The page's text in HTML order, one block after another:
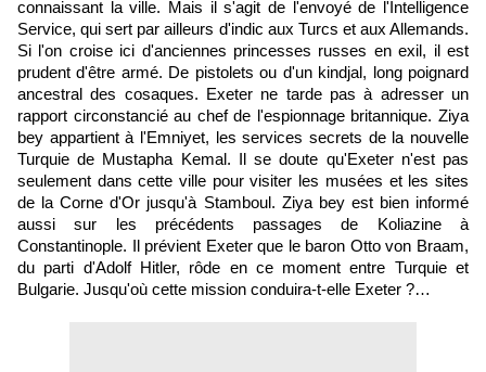
connaissant la ville. Mais il s'agit de l'envoyé de l'Intelligence
Service, qui sert par ailleurs d'indic aux Turcs et aux Allemands.
Si l'on croise ici d'anciennes princesses russes en exil, il est
prudent d'être armé. De pistolets ou d'un kindjal, long poignard
ancestral des cosaques. Exeter ne tarde pas à adresser un
rapport circonstancié au chef de l'espionnage britannique. Ziya
bey appartient à l'Emniyet, les services secrets de la nouvelle
Turquie de Mustapha Kemal. Il se doute qu'Exeter n'est pas
seulement dans cette ville pour visiter les musées et les sites
de la Corne d'Or jusqu'à Stamboul. Ziya bey est bien informé
aussi sur les précédents passages de Koliazine à
Constantinople. Il prévient Exeter que le baron Otto von Braam,
du parti d'Adolf Hitler, rôde en ce moment entre Turquie et
Bulgarie. Jusqu'où cette mission conduira-t-elle Exeter ?…